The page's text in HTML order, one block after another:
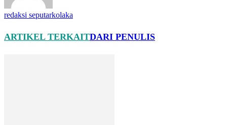
redaksi seputarkolaka
ARTIKEL TERKAITDARI PENULIS